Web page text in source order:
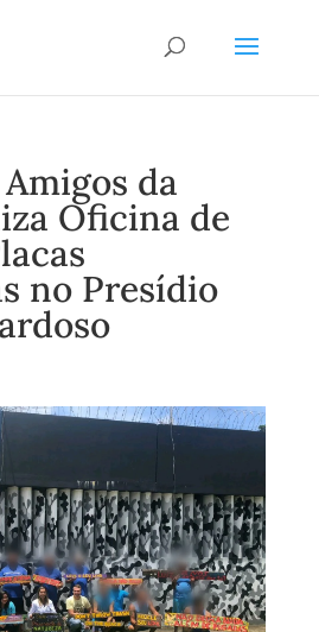
da
Oficina de
no Presídio